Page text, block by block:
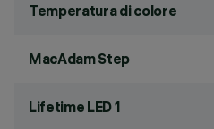
Temperatura di colore
MacAdam Step
Lifetime LED 1